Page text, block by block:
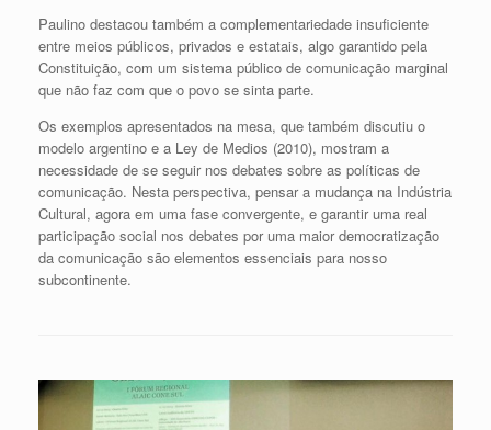
Paulino destacou também a complementariedade insuficiente
entre meios públicos, privados e estatais, algo garantido pela
Constituição, com um sistema público de comunicação marginal
que não faz com que o povo se sinta parte.
Os exemplos apresentados na mesa, que também discutiu o
modelo argentino e a Ley de Medios (2010), mostram a
necessidade de se seguir nos debates sobre as políticas de
comunicação. Nesta perspectiva, pensar a mudança na Indústria
Cultural, agora em uma fase convergente, e garantir uma real
participação social nos debates por uma maior democratização
da comunicação são elementos essenciais para nosso
subcontinente.